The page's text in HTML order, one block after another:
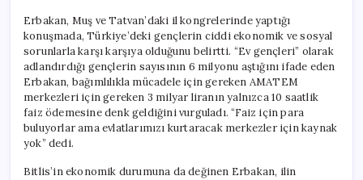
Erbakan, Muş ve Tatvan’daki il kongrelerinde yaptığı
konuşmada, Türkiye’deki gençlerin ciddi ekonomik ve sosyal
sorunlarla karşı karşıya olduğunu belirtti. “Ev gençleri” olarak
adlandırdığı gençlerin sayısının 6 milyonu aştığını ifade eden
Erbakan, bağımlılıkla mücadele için gereken AMATEM
merkezleri için gereken 3 milyar liranın yalnızca 10 saatlik
faiz ödemesine denk geldiğini vurguladı. “Faiz için para
buluyorlar ama evlatlarımızı kurtaracak merkezler için kaynak
yok” dedi.
Bitlis’in ekonomik durumuna da değinen Erbakan, ilin